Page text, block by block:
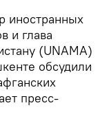
иностранных
и глава
(UNAMA)
обсудили
пресс-